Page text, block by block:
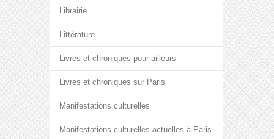
Librairie
Littérature
Livres et chroniques pour ailleurs
Livres et chroniques sur Paris
Manifestations culturelles
Manifestations culturelles actuelles à Paris